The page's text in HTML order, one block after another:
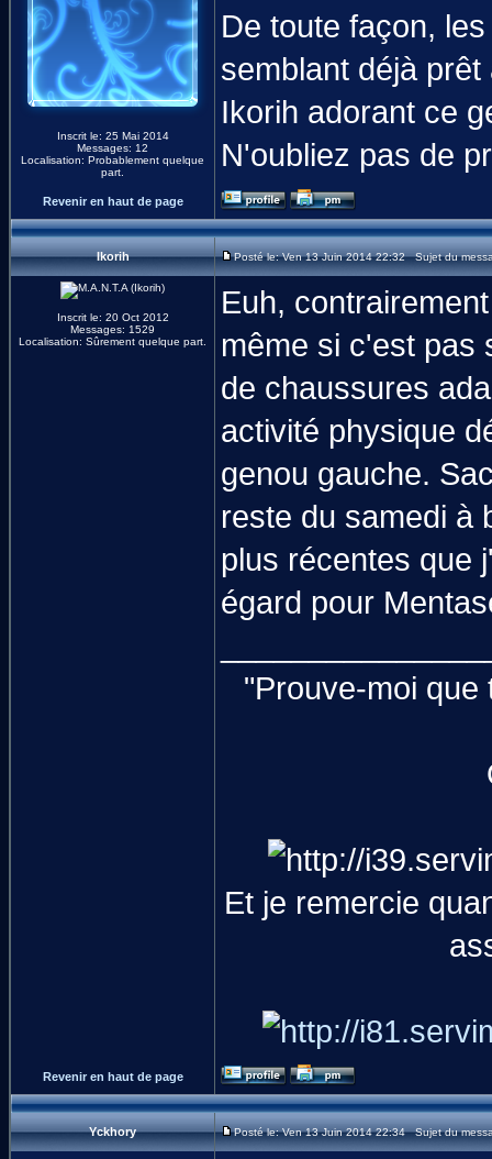
Inscrit le: 25 Mai 2014
Messages: 12
Localisation: Probablement quelque
part.
De toute façon,
semblant déjà
Ikorih adorant ce
N'oubliez pas de
Revenir en haut de page
Ikorih Posté le: Ven 13 Juin 2014 22:32 Sujet du
Inscrit le: 20 Oct 2012
Messages: 1529
Localisation: Sûrement quelque part.
Euh,
même si c'est pas
de chaussures
activité physique
genou gauche.
reste du samedi à
plus récentes que
égard pour
"Prouve-moi que
Et je remercie
Revenir en haut de page
Yckhory Posté le: Ven 13 Juin 2014 22:34 Sujet du